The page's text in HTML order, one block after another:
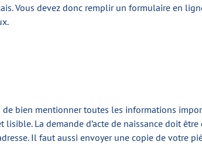
Vous devez donc remplir un formulaire en
bien mentionner toutes les informations
La demande d’acte de naissance doit
Il faut aussi envoyer une copie de votre